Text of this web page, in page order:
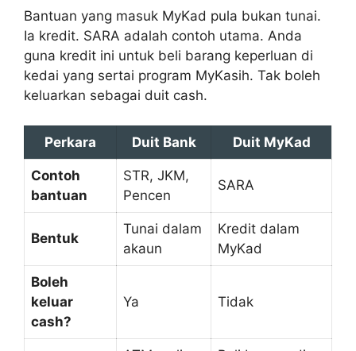
Bantuan yang masuk MyKad pula bukan tunai.
Ia kredit. SARA adalah contoh utama. Anda
guna kredit ini untuk beli barang keperluan di
kedai yang sertai program MyKasih. Tak boleh
keluarkan sebagai duit cash.
Perkara Duit Bank Duit MyKad
Contoh
bantuan
STR, JKM,
Pencen
SARA
Bentuk
Tunai dalam
akaun
Kredit dalam
MyKad
Boleh
keluar
cash?
Ya Tidak